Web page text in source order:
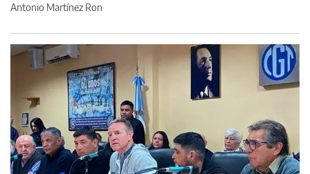
Antonio Martínez Ron